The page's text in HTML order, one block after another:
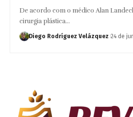
De acordo com o médico Alan
cirurgia plástica…
Diego Rodríguez Velázquez 24 de